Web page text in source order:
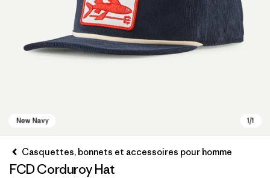
Casquettes, bonnets et accessoires pour homme
FCD Corduroy Hat